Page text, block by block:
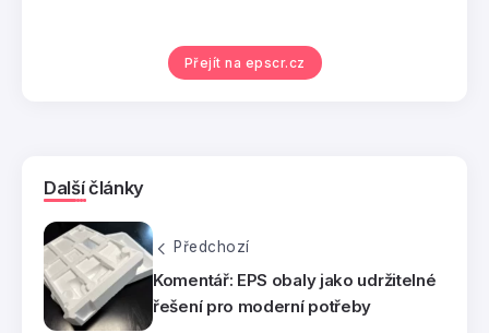
Přejít na epscr.cz
Další články
Předchozí
Komentář: EPS obaly jako udržitelné
řešení pro moderní potřeby